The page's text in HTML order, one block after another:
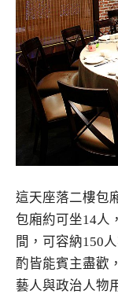
這天座落二樓包
包廂約可坐14人
間，可容納150
酌皆能賓主盡歡
藝人與政治人物